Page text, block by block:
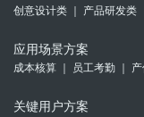
创意设计类 ｜ 产品研发类
应用场景方案
成本核算 ｜ 员工考勤 ｜
关键用户方案